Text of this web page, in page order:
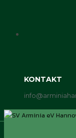
KONTAKT